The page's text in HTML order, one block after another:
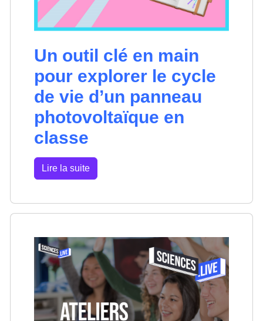
Un outil clé en main
pour explorer le cycle
de vie d’un panneau
photovoltaïque en
classe
Lire la suite